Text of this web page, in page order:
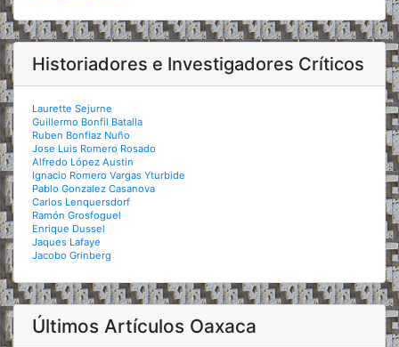
Historiadores e Investigadores Críticos
Laurette Sejurne
Guillermo Bonfil Batalla
Ruben Bonfiaz Nuño
Jose Luis Romero Rosado
Alfredo López Austin
Ignacio Romero Vargas Yturbide
Pablo Gonzalez Casanova
Carlos Lenquersdorf
Ramón Grosfoguel
Enrique Dussel
Jaques Lafaye
Jacobo Grinberg
Últimos Artículos Oaxaca